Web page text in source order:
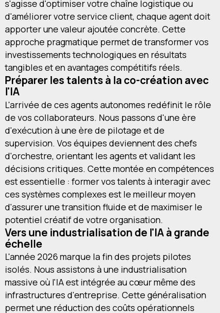
s'agisse d'optimiser votre chaîne logistique ou
d'améliorer votre service client, chaque agent doit
apporter une valeur ajoutée concrète. Cette
approche pragmatique permet de transformer vos
investissements technologiques en résultats
tangibles et en avantages compétitifs réels.
Préparer les talents à la co-création avec
l'IA
L'arrivée de ces agents autonomes redéfinit le rôle
de vos collaborateurs. Nous passons d'une ère
d'exécution à une ère de pilotage et de
supervision. Vos équipes deviennent des chefs
d'orchestre, orientant les agents et validant les
décisions critiques. Cette montée en compétences
est essentielle : former vos talents à interagir avec
ces systèmes complexes est le meilleur moyen
d'assurer une transition fluide et de maximiser le
potentiel créatif de votre organisation.
Vers une industrialisation de l'IA à grande
échelle
L'année 2026 marque la fin des projets pilotes
isolés. Nous assistons à une industrialisation
massive où l'IA est intégrée au cœur même des
infrastructures d'entreprise. Cette généralisation
permet une réduction des coûts opérationnels